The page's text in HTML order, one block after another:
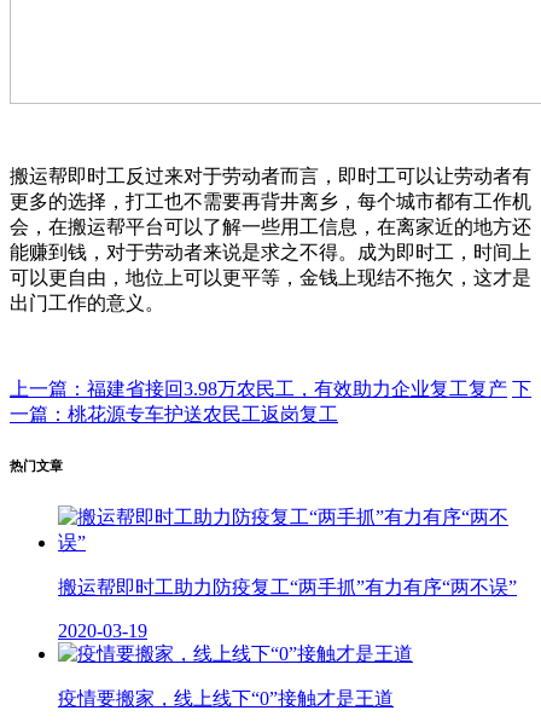
搬运帮即时工反过来对于劳动者而言，即时工可以让劳动者有
更多的选择，打工也不需要再背井离乡，每个城市都有工作机
会，在搬运帮平台可以了解一些用工信息，在离家近的地方还
能赚到钱，对于劳动者来说是求之不得。成为即时工，时间上
可以更自由，地位上可以更平等，金钱上现结不拖欠，这才是
出门工作的意义。
上一篇：福建省接回3.98万农民工，有效助力企业复工复产 下
一篇：桃花源专车护送农民工返岗复工
热门文章
搬运帮即时工助力防疫复工“两手抓”有力有序“两不误”
2020-03-19
疫情要搬家，线上线下“0”接触才是王道